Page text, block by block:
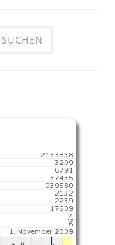
2133838
3209
6791
37435
939580
2132️
2239
17609️
4
6
1. November 2009